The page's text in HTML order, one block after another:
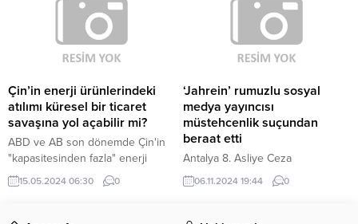
oyuncu Ayça Bingöl oldu.
Çin’in enerji ürünlerindeki
atılımı küresel bir ticaret
savaşına yol açabilir mi?
ABD ve AB son dönemde Çin'in
"kapasitesinden fazla" enerji
ürünü üretmesinin küresel
dengeleri bozduğunu öne
15.05.2024 06:30 0
‘Jahrein’ rumuzlu sosyal
medya yayıncısı
müstehcenlik suçundan
beraat etti
Antalya 8. Asliye Ceza
Mahkemesi’nde görülen
duruşmaya, tutuksuz sanık Ahmet
06.11.2024 19:44 0